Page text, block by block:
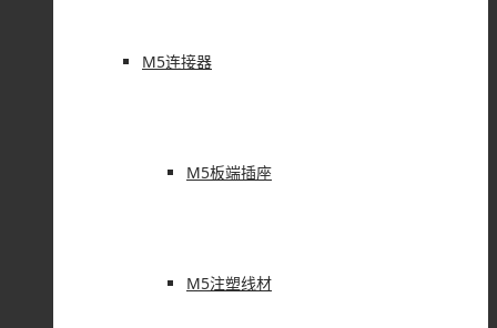
M5连接器
M5板端插座
M5注塑线材